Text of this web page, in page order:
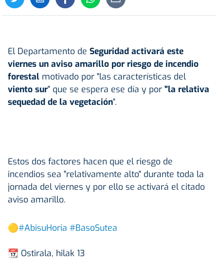
El Departamento de Seguridad activará este
viernes un aviso amarillo por riesgo de incendio
forestal motivado por "las características del
viento sur" que se espera ese día y por "la relativa
sequedad de la vegetación".
Estos dos factores hacen que el riesgo de
incendios sea "relativamente alto" durante toda la
jornada del viernes y por ello se activará el citado
aviso amarillo.
🟡#AbisuHoria #BasoSutea
📆 Ostirala, hilak 13